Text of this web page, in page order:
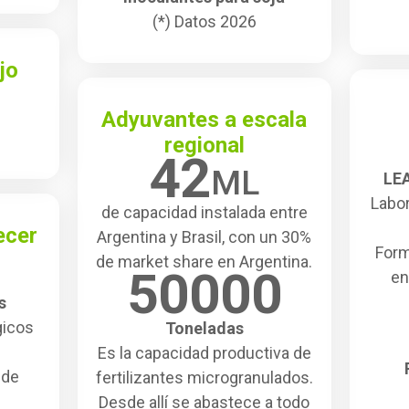
(*) Datos 2026
Adyuvantes a escala
regional
42ML
de capacidad instalada entre
Argentina y Brasil, con un 30%
de market share en Argentina.
50000
Toneladas
Es la capacidad productiva de
fertilizantes microgranulados.
Desde allí se abastece a todo